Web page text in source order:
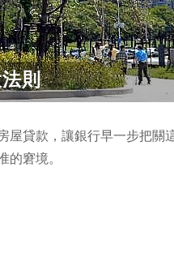
則
屋貸款，讓銀行早一步把關
的窘境。